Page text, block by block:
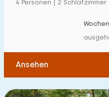
€ 0 —
4 Personen | 2
Ansehen